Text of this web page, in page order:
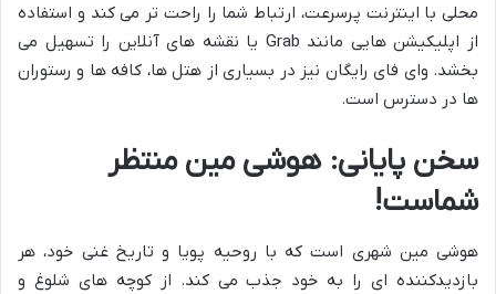
محلی با اینترنت پرسرعت، ارتباط شما را راحت تر می کند و استفاده
از اپلیکیشن هایی مانند Grab یا نقشه های آنلاین را تسهیل می
بخشد. وای فای رایگان نیز در بسیاری از هتل ها، کافه ها و رستوران
ها در دسترس است.
سخن پایانی: هوشی مین منتظر
شماست!
هوشی مین شهری است که با روحیه پویا و تاریخ غنی خود، هر
بازدیدکننده ای را به خود جذب می کند. از کوچه های شلوغ و